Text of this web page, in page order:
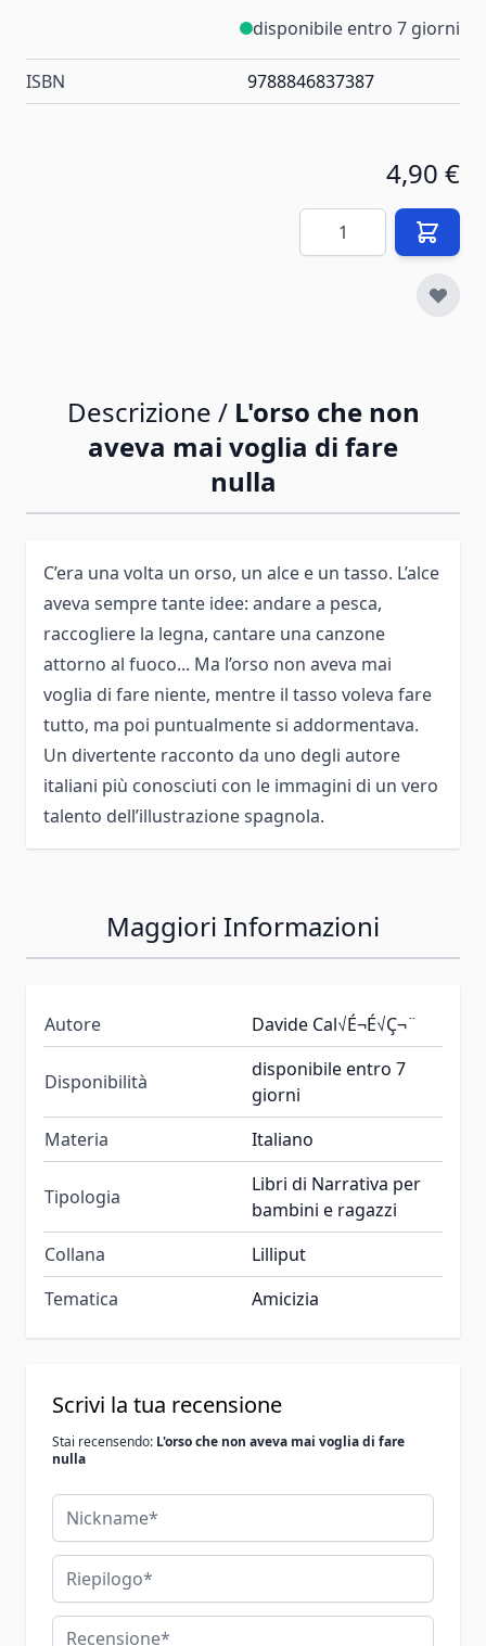
disponibile entro 7 giorni
ISBN 9788846837387
4,90 €
Quantità
Descrizione / L'orso che non
aveva mai voglia di fare
nulla
C’era una volta un orso, un alce e un tasso. L’alce
aveva sempre tante idee: andare a pesca,
raccogliere la legna, cantare una canzone
attorno al fuoco... Ma l’orso non aveva mai
voglia di fare niente, mentre il tasso voleva fare
tutto, ma poi puntualmente si addormentava.
Un divertente racconto da uno degli autore
italiani più conosciuti con le immagini di un vero
talento dell’illustrazione spagnola.
Maggiori Informazioni
Autore Davide Cal√É¬É√Ç¬¨
Disponibilità
disponibile entro 7
giorni
Materia
Italiano
Tipologia
Libri di Narrativa per
bambini e ragazzi
Collana
Lilliput
Tematica
Amicizia
Scrivi la tua recensione
Stai recensendo: L'orso che non aveva mai voglia di fare
nulla
Nickname
Riepilogo
Recensione